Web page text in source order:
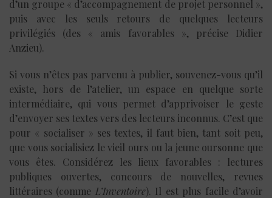
d’un groupe « d’accompagnement de projet personnel »,
puis avec les seuls retours de quelques lecteurs
privilégiés (des « amis favorables », précise Didier
Anzieu).
Si vous n’êtes pas parvenu à publier, souvenez-vous qu’il
existe, hors de l’atelier, un espace en quelque sorte
intermédiaire, qui vous permet d’apprivoiser le geste
d’envoyer ses textes vers des lecteurs inconnus. C’est que
pour « socialiser » ses textes, il faut bien, tant soit peu,
que vous socialisiez le vieil ours ou la jeune oursonne que
vous êtes. Considérez les lieux favorables : lectures
publiques ouvertes, concours de nouvelles, revues
littéraires (comme L’Inventoire). Il est plus facile d’avoir